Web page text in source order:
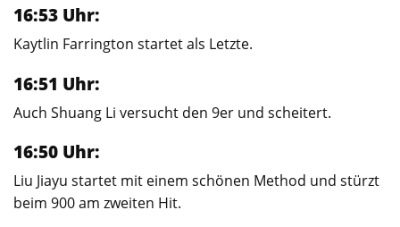
16:53 Uhr:
Kaytlin Farrington startet als Letzte.
16:51 Uhr:
Auch Shuang Li versucht den 9er und scheitert.
16:50 Uhr:
Liu Jiayu startet mit einem schönen Method und stürzt
beim 900 am zweiten Hit.